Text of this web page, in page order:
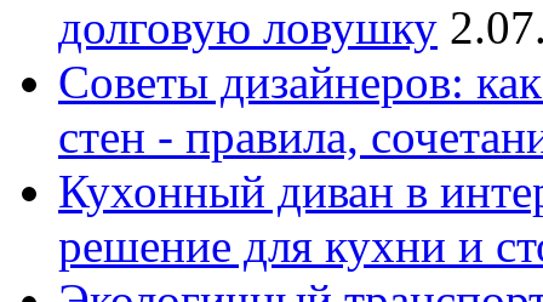
долговую ловушку
Советы дизайнеров:
стен - правила,
Кухонный диван в
решение для кухни и